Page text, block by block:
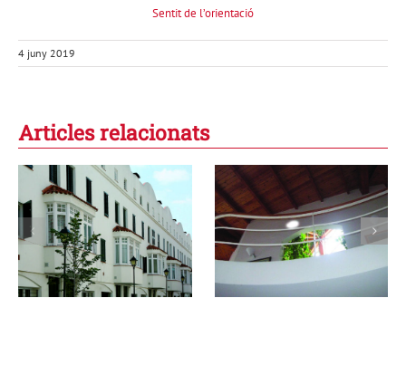
Sentit de l’orientació
4 juny 2019
Articles relacionats
La casa dels cinc
elements i la
lluna
Una arquitectura
de la humilitat:
l’emoció dels
espais
silenciosos